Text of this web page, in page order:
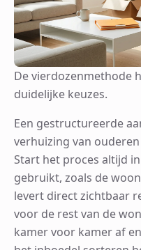
De vierdozenmethode
duidelijke keuzes.
Een gestructureerde
verhuizing van
Start het proces altijd
gebruikt, zoals de
levert direct zichtbaar
voor de rest van de
kamer voor kamer af